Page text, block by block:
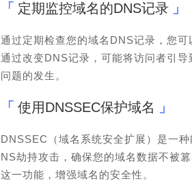
定期监控域名的DNS记录
通过定期检查您的域名DNS记录，您
通过改变DNS记录，可能将访问者引
问题的发生。
使用DNSSEC保护域名
DNSSEC（域名系统安全扩展）是一
NS劫持攻击，确保您的域名数据不被
这一功能，增强域名的安全性。